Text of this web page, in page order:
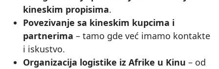
kineskim propisima.
Povezivanje sa kineskim kupcima i
partnerima – tamo gde već imamo kontakte
i iskustvo.
Organizacija logistike iz Afrike u Kinu – od